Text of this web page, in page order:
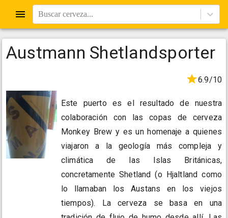
Buscar cerveza...
Austmann Shetlandsporter
6.9/10
Este puerto es el resultado de nuestra
colaboración con las copas de cerveza
Monkey Brew y es un homenaje a quienes
viajaron a la geología más compleja y
climática de las Islas Británicas,
concretamente Shetland (o Hjaltland como
lo llamaban los Austans en los viejos
tiempos). La cerveza se basa en una